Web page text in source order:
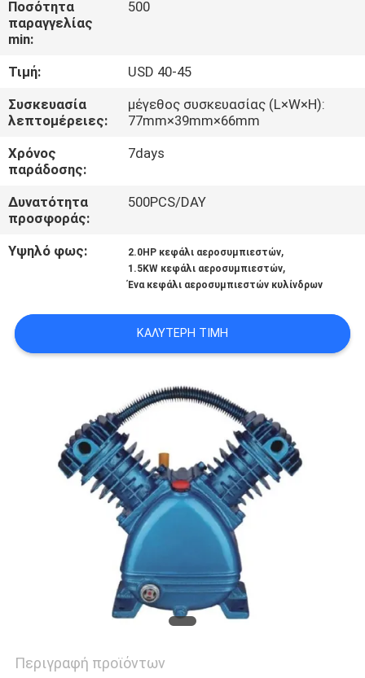
ΕΡΓΟΣΤΆΣΙΟ
ΈΛΕΓΧΟΣ
ΠΟΙΌΤΗΤΑΣ
ΕΠΙΚΟΙΝΩΝΉΣΤΕ
ΜΑΖΊ
ΜΑΣ
ΕΙΔΉΣΕΙΣ
ΖΗΤΉΣΤΕ
SITEMAP
PRIVACY
Ποσότητα
παραγγελίας
min:
500
Τιμή:
USD 40-45
Συσκευασία
λεπτομέρειες:
μέγεθος συσκευασίας (L×W×H):
77mm×39mm×66mm
Χρόνος
παράδοσης:
7days
Δυνατότητα
προσφοράς:
500PCS/DAY
Υψηλό φως: 2.0HP κεφάλι αεροσυμπιεστών,
1.5KW κεφάλι αεροσυμπιεστών,
Ένα κεφάλι αεροσυμπιεστών κυλίνδρων
ΚΑΛΎΤΕΡΗ ΤΙΜΉ
Περιγραφή προϊόντων